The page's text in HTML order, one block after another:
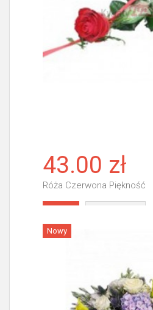
43.00 zł
Róża Czerwona Piękność
Nowy